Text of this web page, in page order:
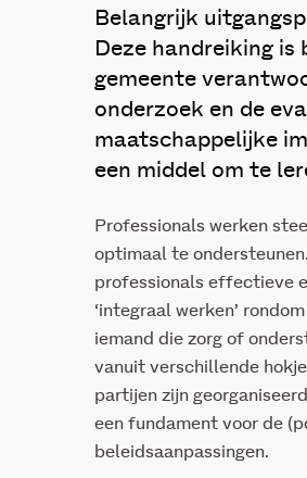
Belangrijk
Deze handreiking is
gemeente
onderzoek en de
maatschappelijke
een middel om te
Professionals werken
optimaal te
professionals effectieve
‘integraal werken’
iemand die zorg of
vanuit verschillende
partijen zijn
een fundament voor de
beleidsaanpassingen.